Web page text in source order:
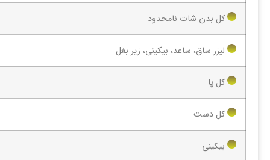
کل بدن شات نامحدود
لیزر ساق، ساعد، بیکینی، زیر بغل
کل پا
کل دست
بیکینی